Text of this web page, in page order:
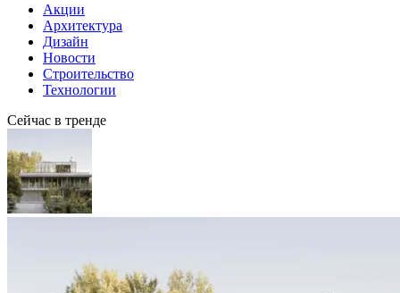
Акции
Архитектура
Дизайн
Новости
Строительство
Технологии
Сейчас в тренде